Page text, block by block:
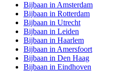
Bijbaan in Amsterdam
Bijbaan in Rotterdam
Bijbaan in Utrecht
Bijbaan in Leiden
Bijbaan in Haarlem
Bijbaan in Amersfoort
Bijbaan in Den Haag
Bijbaan in Eindhoven